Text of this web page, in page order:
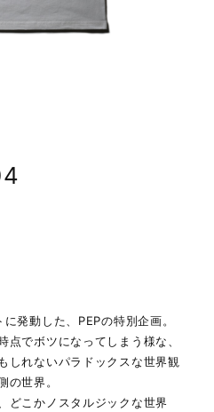
発動した、PEPの特別企画。
でボツになってしまう様な、
しれないパラドックスな世界観
の世界。
どこかノスタルジックな世界